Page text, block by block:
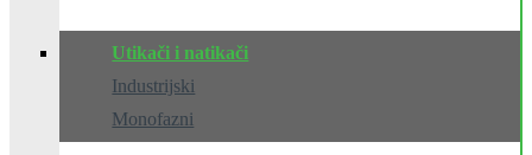
Utikači i natikači
Industrijski
Monofazni